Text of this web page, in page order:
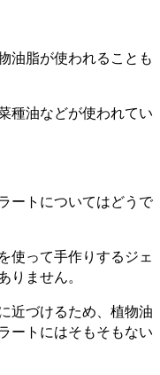
油脂が使われることも
種油などが使われてい
ートについてはどうで
使って手作りするジェ
ません。
近づけるため、植物油
ートにはそもそもない